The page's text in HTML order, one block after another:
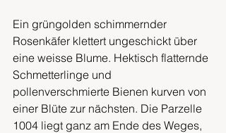
Ein grüngolden schimmernder
Rosenkäfer klettert ungeschickt über
eine weisse Blume. Hektisch flatternde
Schmetterlinge und
pollenverschmierte Bienen kurven von
einer Blüte zur nächsten. Die Parzelle
1004 liegt ganz am Ende des Weges,